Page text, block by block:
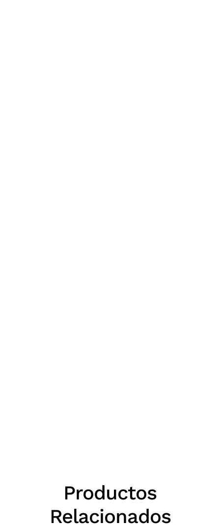
Productos
Relacionados